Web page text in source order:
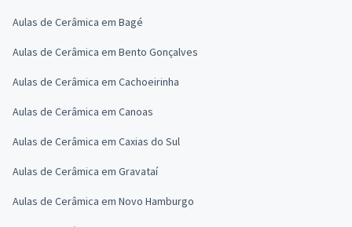
Aulas de Cerâmica em Bagé
Aulas de Cerâmica em Bento Gonçalves
Aulas de Cerâmica em Cachoeirinha
Aulas de Cerâmica em Canoas
Aulas de Cerâmica em Caxias do Sul
Aulas de Cerâmica em Gravataí
Aulas de Cerâmica em Novo Hamburgo